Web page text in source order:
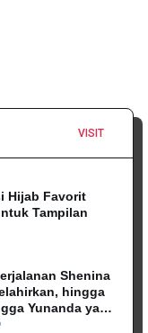
VISIT
Hijab Favorit
Tampilan
Shenina
hingga
Yunanda yang